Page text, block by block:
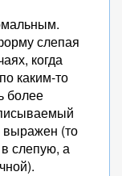
слепая
когда
каким-то
более
выражен (то
слепую, а